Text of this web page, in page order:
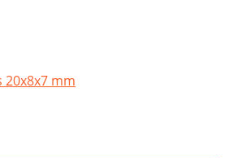
20x8x7 mm